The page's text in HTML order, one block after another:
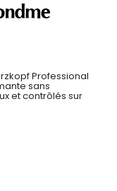
Professional
sans
et contrôlés sur